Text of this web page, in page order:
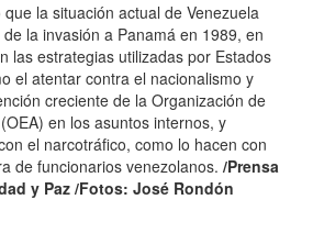
la situación actual de Venezuela
la invasión a Panamá en 1989, en
las estrategias utilizadas por Estados
el atentar contra el nacionalismo y
creciente de la Organización de
en los asuntos internos, y
el narcotráfico, como lo hacen con
de funcionarios venezolanos. /Prensa
y Paz /Fotos: José Rondón